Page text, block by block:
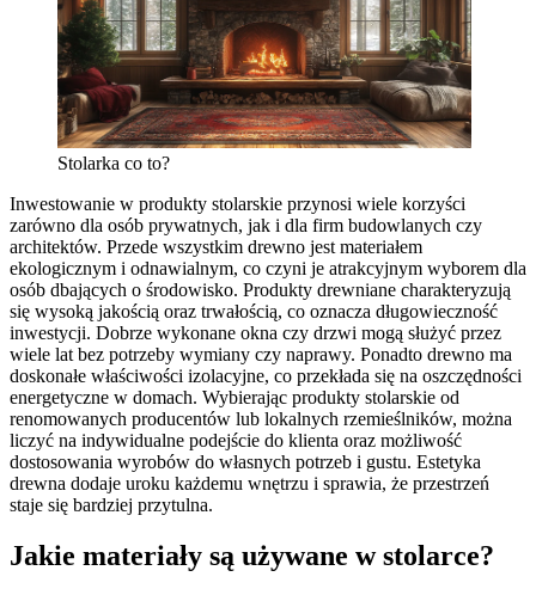
Stolarka co to?
Inwestowanie w produkty stolarskie przynosi wiele korzyści
zarówno dla osób prywatnych, jak i dla firm budowlanych czy
architektów. Przede wszystkim drewno jest materiałem
ekologicznym i odnawialnym, co czyni je atrakcyjnym wyborem dla
osób dbających o środowisko. Produkty drewniane charakteryzują
się wysoką jakością oraz trwałością, co oznacza długowieczność
inwestycji. Dobrze wykonane okna czy drzwi mogą służyć przez
wiele lat bez potrzeby wymiany czy naprawy. Ponadto drewno ma
doskonałe właściwości izolacyjne, co przekłada się na oszczędności
energetyczne w domach. Wybierając produkty stolarskie od
renomowanych producentów lub lokalnych rzemieślników, można
liczyć na indywidualne podejście do klienta oraz możliwość
dostosowania wyrobów do własnych potrzeb i gustu. Estetyka
drewna dodaje uroku każdemu wnętrzu i sprawia, że przestrzeń
staje się bardziej przytulna.
Jakie materiały są używane w stolarce?